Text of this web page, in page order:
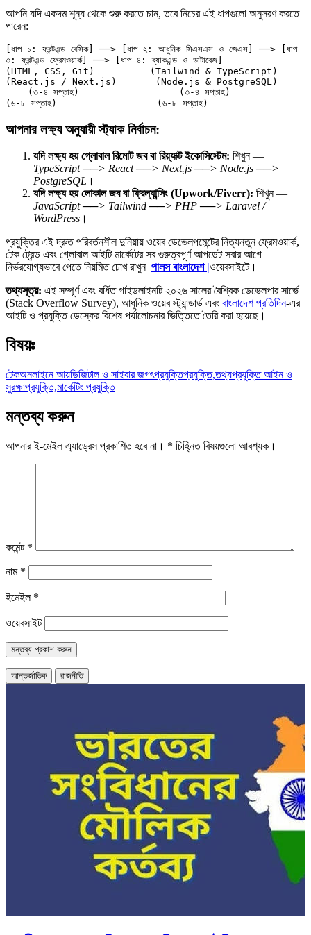
আপনি যদি একদম শূন্য থেকে শুরু করতে চান, তবে নিচের এই ধাপগুলো অনুসরণ করতে
পারেন:
[ধাপ ১: ফ্রন্টএন্ড বেসিক] ──> [ধাপ ২: আধুনিক সিএসএস ও জেএস] ──> [ধাপ
৩: ফ্রন্টএন্ড ফ্রেমওয়ার্ক] ──> [ধাপ ৪: ব্যাকএন্ড ও ডাটাবেজ]
(HTML, CSS, Git)          (Tailwind & TypeScript)
(React.js / Next.js)       (Node.js & PostgreSQL)
আপনার লক্ষ্য অনুযায়ী স্ট্যাক নির্বাচন:
যদি লক্ষ্য হয় গ্লোবাল রিমোট জব বা রিয়্যাক্ট ইকোসিস্টেম: শিখুন —
TypeScript ──> React ──> Next.js ──> Node.js ──>
PostgreSQL ।
যদি লক্ষ্য হয় লোকাল জব বা ফ্রিল্যান্সিং (Upwork/Fiverr): শিখুন —
JavaScript ──> Tailwind ──> PHP ──> Laravel /
WordPress ।
প্রযুক্তির এই দ্রুত পরিবর্তনশীল দুনিয়ায় ওয়েব ডেভেলপমেন্টের নিত্যনতুন ফ্রেমওয়ার্ক,
টেক ট্রেন্ড এবং গ্লোবাল আইটি মার্কেটের সব গুরুত্বপূর্ণ আপডেট সবার আগে
নির্ভরযোগ্যভাবে পেতে নিয়মিত চোখ রাখুন পালস বাংলাদেশ |ওয়েবসাইটে।
তথ্যসূত্র: এই সম্পূর্ণ এবং বর্ধিত গাইডলাইনটি ২০২৬ সালের বৈশ্বিক ডেভেলপার সার্ভে
(Stack Overflow Survey), আধুনিক ওয়েব স্ট্যান্ডার্ড এবং বাংলাদেশ প্রতিদিন-এর
আইটি ও প্রযুক্তি ডেস্কের বিশেষ পর্যালোচনার ভিত্তিতে তৈরি করা হয়েছে।
বিষয়ঃ
টেকঅনলাইনে আয়ডিজিটাল ও সাইবার জগৎপ্রযুক্তিপ্রযুক্তি,তথ্যপ্রযুক্তি আইন ও
সুরক্ষাপ্রযুক্তি,মার্কেটিং প্রযুক্তি
মন্তব্য করুন
আপনার ই-মেইল এ্যাড্রেস প্রকাশিত হবে না। * চিহ্নিত বিষয়গুলো আবশ্যক।
কমেন্ট *
নাম *
ইমেইল *
ওয়েবসাইট
আন্তর্জাতিক রাজনীতি